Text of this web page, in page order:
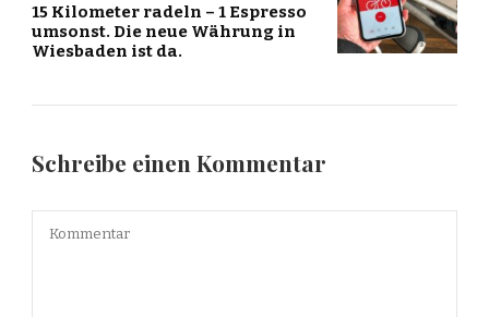
15 Kilometer radeln – 1 Espresso
umsonst. Die neue Währung in
Wiesbaden ist da.
Schreibe einen Kommentar